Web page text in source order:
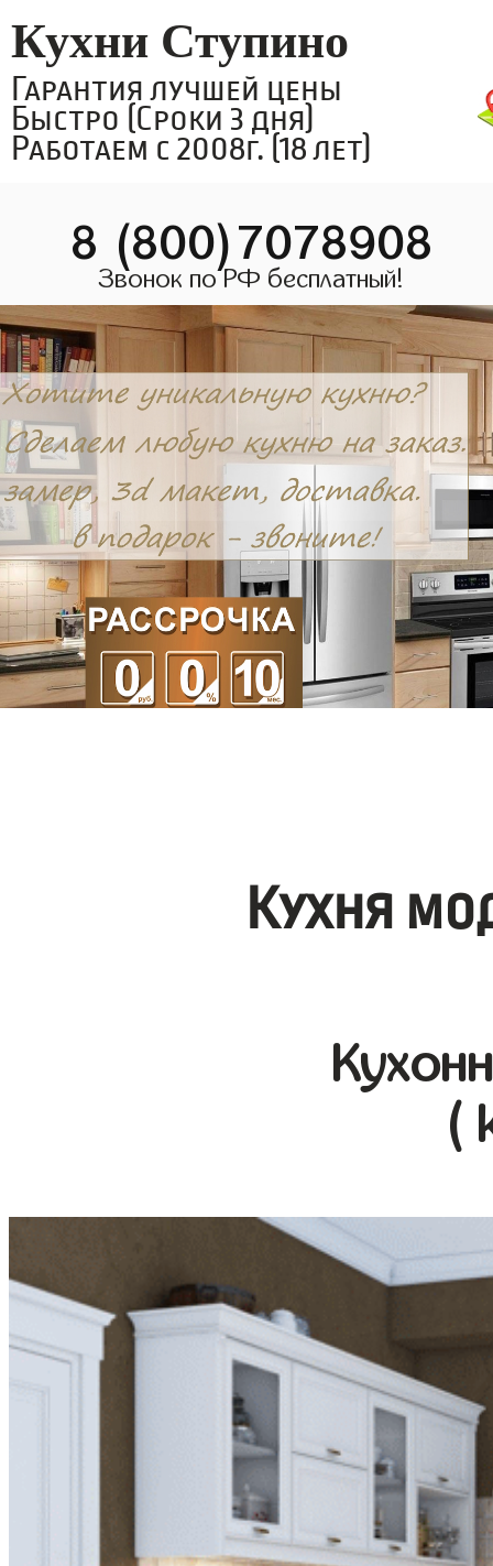
Кухни Ступино
Гарантия лучшей цены
Быстро (Сроки 3 дня)
Работаем с 2008г. (18 лет)
8 (800)7078908
Звонок по РФ бесплатный!
Кухня
(